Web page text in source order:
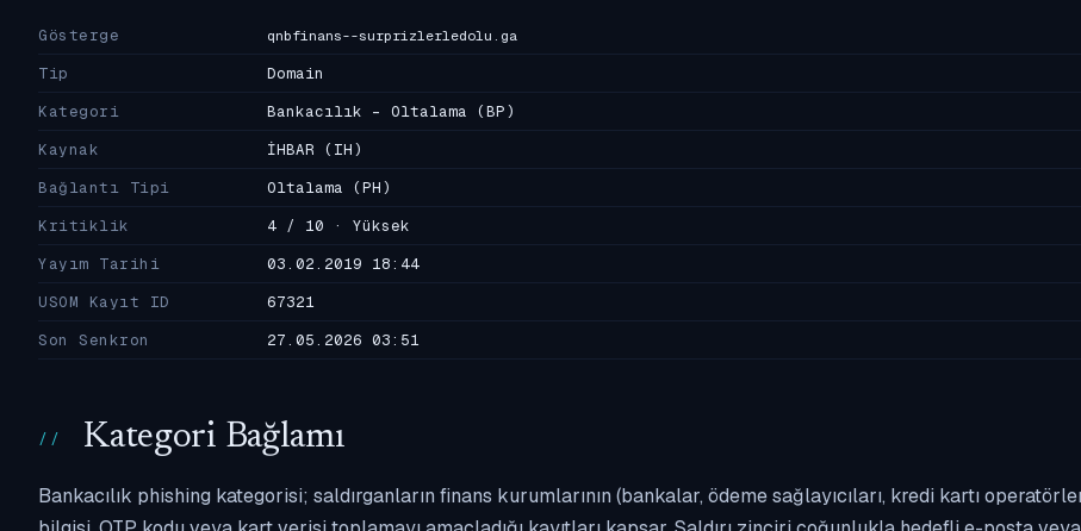
Gösterge qnbfinans--surprizlerledolu.ga
Tip
Domain
Kategori
Bankacılık - Oltalama (BP)
Kaynak
İHBAR (IH)
Bağlantı Tipi
Oltalama (PH)
Kritiklik
4 / 10 · Yüksek
Yayım Tarihi
03.02.2019 18:44
USOM Kayıt ID
67321
Son Senkron
27.05.2026 03:51
Kategori Bağlamı
Bankacılık phishing kategorisi; saldırganların finans kurumlarının (bankalar, ödeme sağlayıcıları, kredi kartı